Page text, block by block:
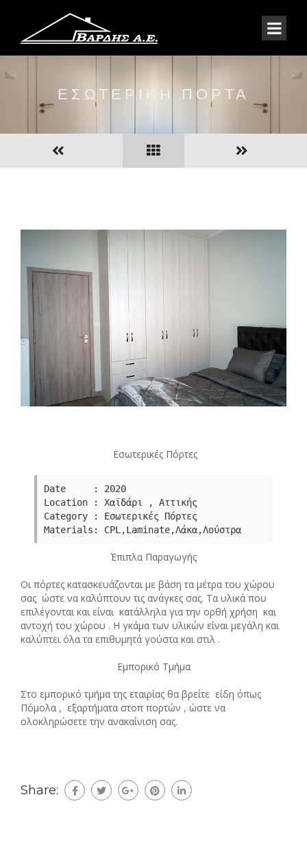
ΕΣΩΤΕΡΙΚΗ ΠΟΡΤΑ
Εσωτερικές Πόρτες
Date     : 2020
Category : Εσωτερικές Πόρτες
Μaterials: CPL,Laminate,Λάκα,Λούστρα
Έπιπλα Παραγωγής
Οι πόρτες κατασκευάζονται με βάση τα μέτρα του χώρου
σας ώστε να καλύπτουν τις ανάγκες σας. Τα υλικά που
επιλέγονται και είναι κατάλληλα για την ορθή χρήση και
αντοχή του χώρου . Η γκάμα των υλικών είναι μεγάλη και
καλύπτει όλα τα επιθυμητά γούστα και στιλ .
Εμπορικό Τμήμα
Στο εμπορικό τμήμα της εταιρίας θα βρείτε είδη όπως
Πόμολα , εξαρτήματα στοπ πορτών , ώστε να
ολοκληρώσετε την ανακαίνιση σας.
Share: